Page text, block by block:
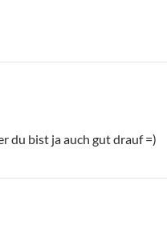
du bist ja auch gut drauf =)